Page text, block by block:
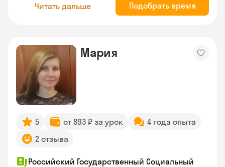
Читать дальше Подобрать время
Мария
5 от 893 ₽ за урок
4 года опыта
2 отзыва
Российский Государственный Социальный